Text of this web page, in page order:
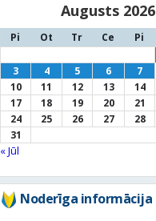
Augusts 2026
Pi Ot Tr Ce Pi
3
4 5 6 7
10
11 12 13 14
17
18 19 20 21
24
25 26 27 28
31
« Jūl
Noderīga informācija